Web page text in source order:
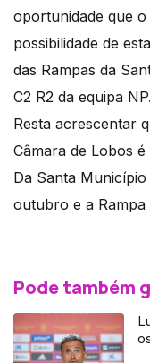
oportunidade que
possibilidade de
das Rampas da
C2 R2 da equipa
Resta acrescentar
Câmara de Lobos
Da Santa
outubro e a
Pode também